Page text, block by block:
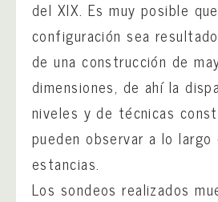
del XIX. Es muy posible
configuración sea
de una construcción de
dimensiones, de ahí la
niveles y de técnicas
pueden observar a lo largo
estancias.
Los sondeos realizados